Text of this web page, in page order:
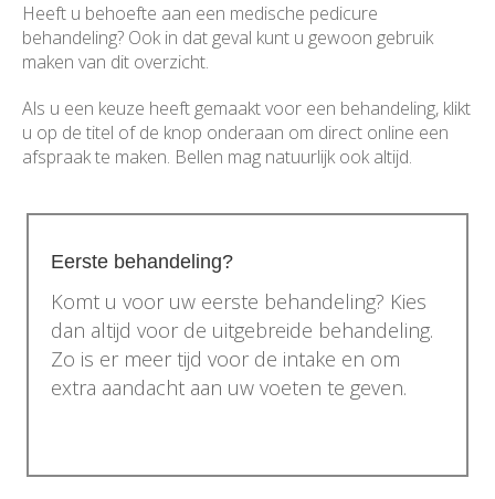
Heeft u behoefte aan een medische pedicure
behandeling? Ook in dat geval kunt u gewoon gebruik
maken van dit overzicht.
Als u een keuze heeft gemaakt voor een behandeling, klikt
u op de titel of de knop onderaan om direct online een
afspraak te maken. Bellen mag natuurlijk ook altijd.
Eerste behandeling?
Komt u voor uw eerste behandeling? Kies
dan altijd voor de uitgebreide behandeling.
Zo is er meer tijd voor de intake en om
extra aandacht aan uw voeten te geven.